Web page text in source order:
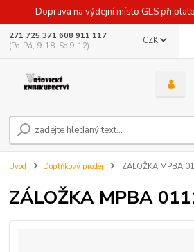
Doprava na výdejní místo GLS při
CZK
271 725 371 608 911 117
(Po-Pá, 9-18 ,So 9-12)
Úvod Doplňkový prodej ZÁLOŽKA MPBA
ZÁLOŽKA MPBA